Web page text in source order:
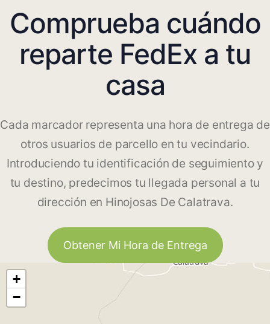
Comprueba cuándo
reparte FedEx a tu
casa
Cada marcador representa una hora de entrega de
otros usuarios de parcello en tu vecindario.
Introduciendo tu identificación de seguimiento y
tu destino, predecimos tu llegada personal a tu
dirección en Hinojosas De Calatrava.
Obtener Mi Hora de Entrega
+
−